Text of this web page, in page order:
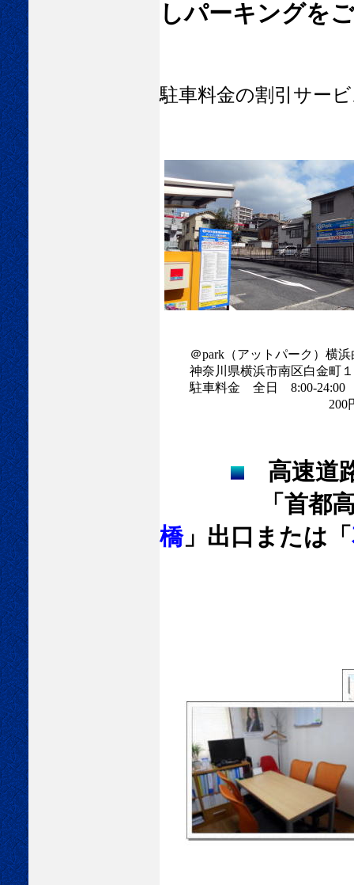
しパーキングを
駐車料金の割引サー
＠park（アットパーク）横浜
神奈川県横浜市南区白金町１
駐車料金 全日 8:00-24:00
200円／
高速道
「首都高速道
橋」出口または「